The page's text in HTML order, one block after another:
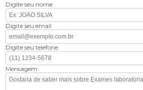
Digite seu nome
Digite seu email
Digite seu telefone
Mensagem